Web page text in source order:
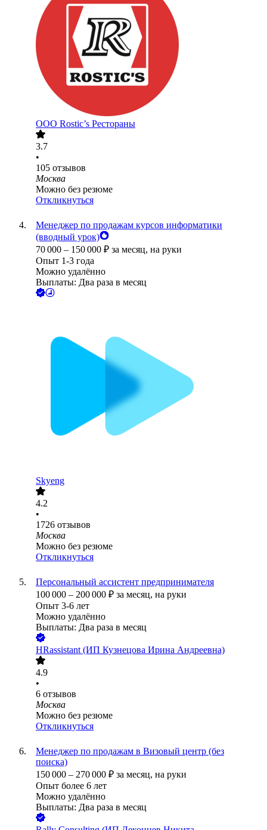
ООО Rostic’s Рестораны
3.7
•
105 отзывов
Москва
Можно без резюме
Откликнуться
Менеджер по продажам курсов информатики
(вводный урок)
70 000 – 150 000 ₽ за месяц, на руки
Опыт 1-3 года
Можно удалённо
Выплаты: Два раза в месяц
Skyeng
4.2
•
1726 отзывов
Москва
Можно без резюме
Откликнуться
Персональный ассистент предпринимателя
100 000 – 200 000 ₽ за месяц, на руки
Опыт 3-6 лет
Можно удалённо
Выплаты: Два раза в месяц
HRassistant (ИП Кузнецова Ирина Андреевна)
4.9
•
6 отзывов
Москва
Можно без резюме
Откликнуться
Менеджер по продажам в Визовый центр (без
поиска)
150 000 – 270 000 ₽ за месяц, на руки
Опыт более 6 лет
Можно удалённо
Выплаты: Два раза в месяц